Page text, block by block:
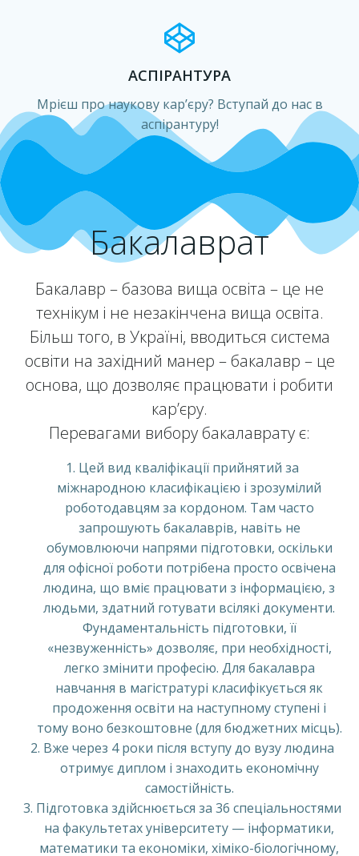
АСПІРАНТУРА
Мрієш про наукову кар’єру? Вступай до нас в
аспірантуру!
Бакалаврат
Бакалавр – базова вища освіта – це не
технікум і не незакінчена вища освіта.
Більш того, в Україні, вводиться система
освіти на західний манер – бакалавр – це
основа, що дозволяє працювати і робити
кар’єру.
Перевагами вибору бакалаврату є:
Цей вид кваліфікації прийнятий за
міжнародною класифікацією і зрозумілий
роботодавцям за кордоном. Там часто
запрошують бакалаврів, навіть не
обумовлюючи напрями підготовки, оскільки
для офісної роботи потрібена просто освічена
людина, що вміє працювати з інформацією, з
людьми, здатний готувати всілякі документи.
Фундаментальність підготовки, її
«незвуженність» дозволяє, при необхідності,
легко змінити професію. Для бакалавра
навчання в магістратурі класифікується як
продоження освіти на наступному ступені і
тому воно безкоштовне (для бюджетних місць).
Вже через 4 роки після вступу до вузу людина
отримує диплом і знаходить економічну
самостійність.
Підготовка здійснюється за 36 спеціальностями
на факультетах університету — інформатики,
математики та економіки, хіміко-біологічному,